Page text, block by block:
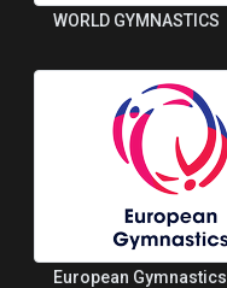
WORLD GYMNASTICS
European Gymnastics